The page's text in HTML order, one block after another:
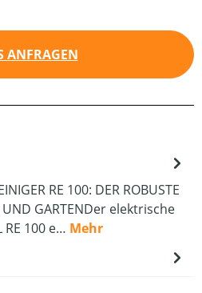
ANFRAGEN
RE 100: DER ROBUSTE
UND GARTENDer elektrische
100 e… Mehr